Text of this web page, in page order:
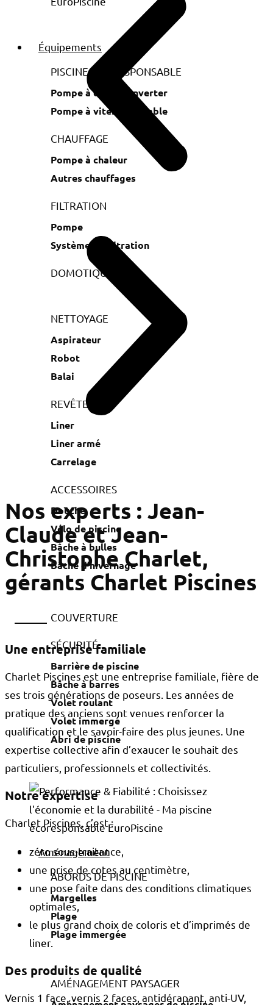
Équipements
PISCINE ECORESPONSABLE
Pompe à chaleur Inverter
Pompe à vitesse variable
CHAUFFAGE
Pompe à chaleur
Autres chauffages
FILTRATION
Pompe
Système de filtration
DOMOTIQUE
NETTOYAGE
Aspirateur
Robot
Balai
REVÊTEMENT
Liner
Liner armé
Carrelage
ACCESSOIRES
Douche
Vélo de piscine
Bâche à bulles
Bâche d'hivernage
COUVERTURE
SÉCURITÉ
Barrière de piscine
Bâche à barres
Volet roulant
Volet immergé
Abri de piscine
Aménagement
ABORDS DE PISCINE
Margelles
Plage
Plage immergée
AMÉNAGEMENT PAYSAGER
Nos experts : Jean-
Claude et Jean-
Christophe Charlet,
gérants Charlet Piscines
Une entreprise familiale
Charlet Piscines est une entreprise familiale, fière de
ses trois générations de poseurs. Les années de
pratique des anciens sont venues renforcer la
qualification et le savoir-faire des plus jeunes. Une
expertise collective afin d’exaucer le souhait des
particuliers, professionnels et collectivités.
Notre expertise
Charlet Piscines, c’est :
zéro sous-traitance,
une prise de cotes au centimètre,
une pose faite dans des conditions climatiques
optimales,
le plus grand choix de coloris et d’imprimés de
liner.
Des produits de qualité
Vernis 1 face, vernis 2 faces, antidérapant, anti-UV,